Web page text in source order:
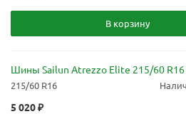
В корзину
Шины Sailun Atrezzo Elite 215/60 R16
215/60 R16
5 020₽